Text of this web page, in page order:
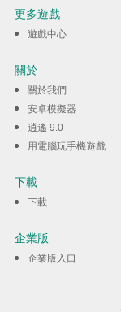
更多遊戲
遊戲中心
關於
關於我們
安卓模擬器
逍遙 9.0
用電腦玩手機遊戲
下載
下載
企業版
企業版入口